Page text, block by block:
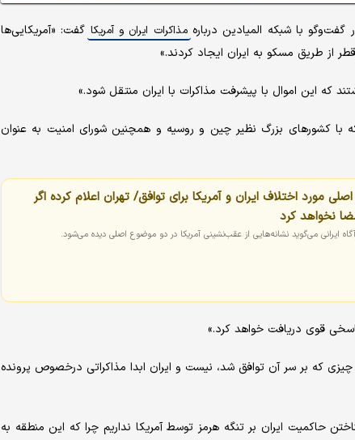
با شبکه المیادین درباره مذاکرات ایران و آمریکا گفت: «آمریکایی‌ها
که این اموال با پیشرفت مذاکرات با ایران منتقل شود.»
با کشورهای بزرگ نظیر چین و روسیه و همچنین شورای امنیت به عنوان
مورد اختلاف ایران و آمریکا برای توافق/ تهران اعلام کرده اگر
نخواهد کرد
ایرانی می‌گوید نشانه‌هایی از عقب‌نشینی آمریکا در دو موضوع اصلی دیده می‌شود.
قوی دریافت خواهد کرد.»
که بر سر آن توافق شد، نیست و ایران ابدا مذاکراتی درخصوص پرونده
حاکمیت ایران بر تنگه هرمز توسط آمریکا نداریم چرا که این منطقه به